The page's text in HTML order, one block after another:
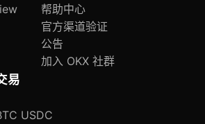
帮助中心
官方渠道验证
公告
加入 OKX 社群
易
USDC